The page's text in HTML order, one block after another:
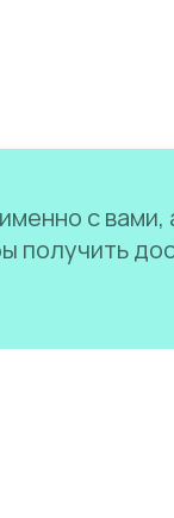
с вами,
получить